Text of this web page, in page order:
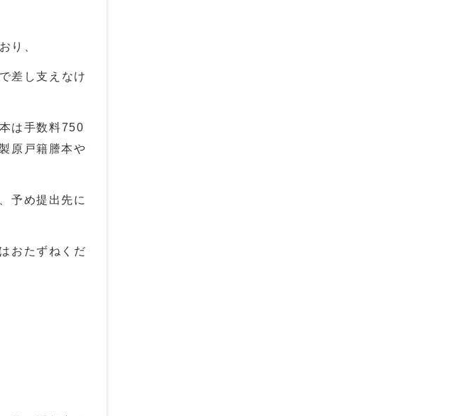
り、
差し支えなけ
は手数料750
原戸籍謄本や
予め提出先に
おたずねくだ